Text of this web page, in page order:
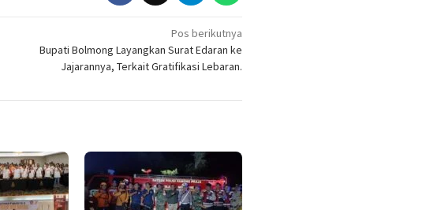
Pos berikutnya
Bupati Bolmong Layangkan Surat Edaran ke
Jajarannya, Terkait Gratifikasi Lebaran.